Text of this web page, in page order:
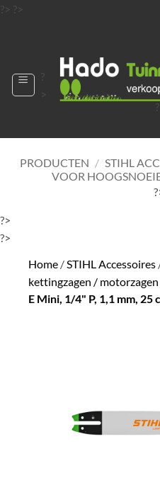
?> ?>
?>
?
PRODUCTEN / STIHL
VOOR
?>
?>
Home /STIHL Accessoires
kettingzagen / motorzagen
E Mini, 1/4" P, 1,1 mm, 25